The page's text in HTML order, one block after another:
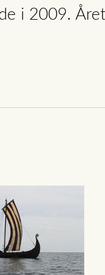
i 2009.